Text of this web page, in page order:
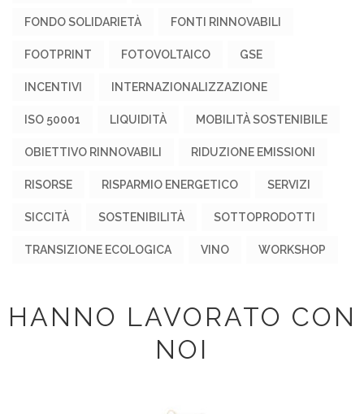
FONDO SOLIDARIETÀ FONTI RINNOVABILI
FOOTPRINT FOTOVOLTAICO GSE
INCENTIVI INTERNAZIONALIZZAZIONE
ISO 50001 LIQUIDITÀ MOBILITÀ SOSTENIBILE
OBIETTIVO RINNOVABILI RIDUZIONE EMISSIONI
RISORSE RISPARMIO ENERGETICO SERVIZI
SICCITÀ SOSTENIBILITÀ SOTTOPRODOTTI
TRANSIZIONE ECOLOGICA VINO WORKSHOP
HANNO LAVORATO CON
NOI